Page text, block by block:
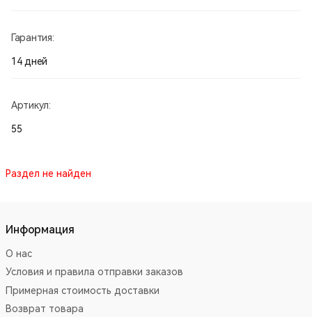
Гарантия:
14 дней
Артикул:
55
Раздел не найден
Информация
О нас
Условия и правила отправки заказов
Примерная стоимость доставки
Возврат товара